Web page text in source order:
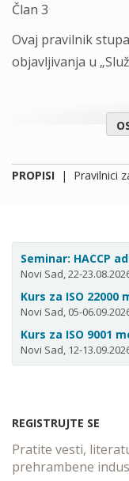
Član 3
Ovaj pravilnik
objavlјivanja u
PROPISI | Pravilnici
Seminar: HACCP
Novi Sad, 22-
Kurs za ISO 22000
Novi Sad, 05-
Kurs za ISO 9001
Novi Sad, 12-
REGISTRUJTE SE
Pratite vesti,
prehrambene